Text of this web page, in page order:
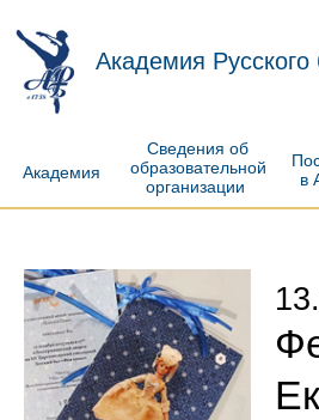
Академия
Академия
Сведения об
образовательной
организации
в